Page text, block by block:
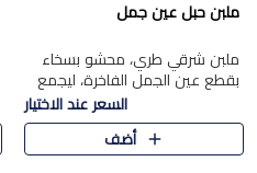
ملبن حبل عين جمل
ملبن شرقي طري، محشو بسخاء
بقطع عين الجمل الفاخرة، ليجمع
بين القوام الناعم وقرمشة الجوز
في مذاق شرقي أصيل.
السعر عند الاختيار
أضف